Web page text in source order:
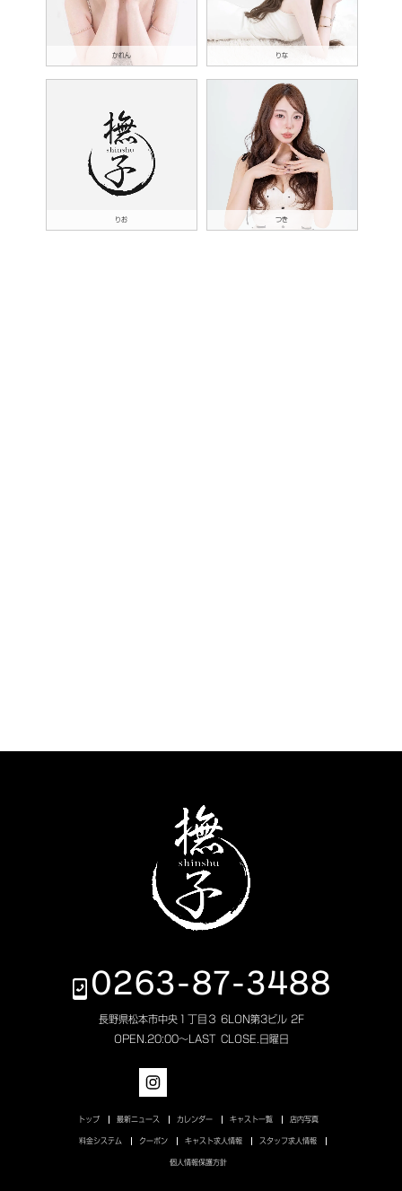
かれん りな
りお つき
0263-87-3488
長野県松本市中央１丁目３ 6LON第3ビル 2F
OPEN. 20:00～LAST CLOSE. 日曜日
トップ 最新ニュース カレンダー キャスト一覧 店内写真
料金システム クーポン キャスト求人情報 スタッフ求人情報
個人情報保護方針